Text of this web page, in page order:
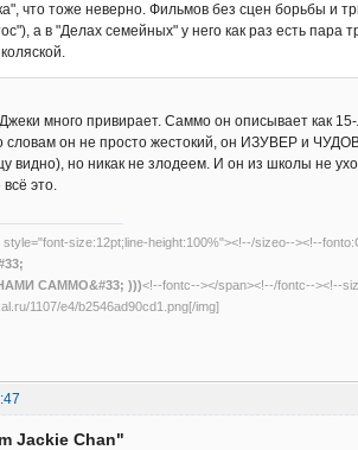
что тоже неверно. Фильмов без сцен борьбы и
а в "Делах семейных" у него как раз есть пара
много привирает. Саммо он описывает как
словам он не просто жестокий, он ИЗУВЕР и
видно), но никак не злодеем. И он из школы не
это.
size:12pt;line-height:100%"><!--/sizeo--><!--
САММО&#33; )))<!--fontc--></span><!--/fontc--><!--
1107/e4/b2546ad90cd1.png[/img]
Jackie Chan"